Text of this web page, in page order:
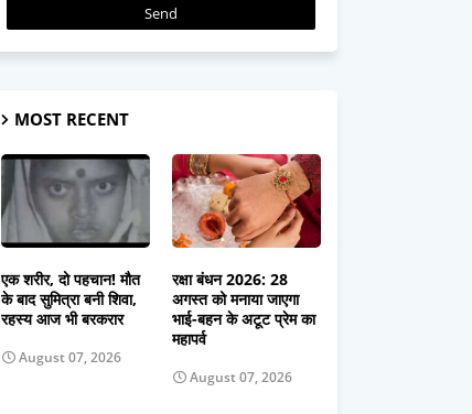
MOST RECENT
एक शरीर, दो पहचान! मौत
के बाद सुमित्रा बनी शिवा,
रहस्य आज भी बरकरार
August 07, 2026
रक्षा बंधन 2026: 28
अगस्त को मनाया जाएगा
भाई-बहन के अटूट प्रेम का
महापर्व
August 07, 2026